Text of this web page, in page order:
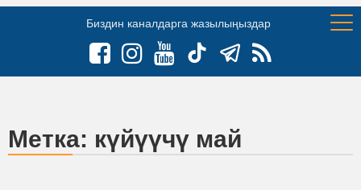
Биздин каналдарга жазылыңыздар
Метка: күйүүчү май